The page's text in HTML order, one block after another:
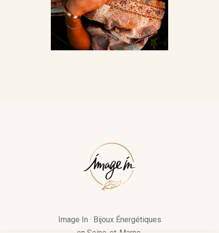
Image In · Bijoux Énergétiques